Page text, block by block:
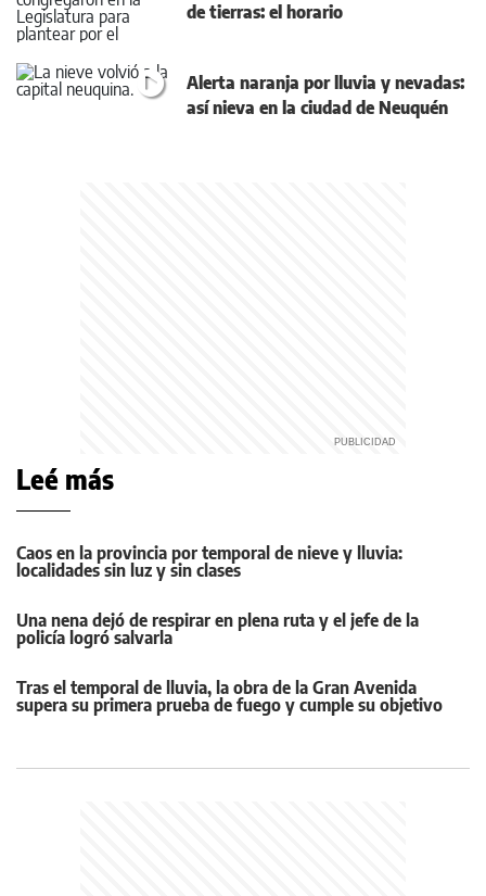
de tierras: el horario
Alerta naranja por lluvia y nevadas:
así nieva en la ciudad de Neuquén
Leé más
Caos en la provincia por temporal de nieve y lluvia:
localidades sin luz y sin clases
Una nena dejó de respirar en plena ruta y el jefe de la
policía logró salvarla
Tras el temporal de lluvia, la obra de la Gran Avenida
supera su primera prueba de fuego y cumple su objetivo